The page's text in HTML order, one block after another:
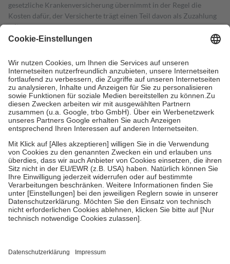
gesetzliche Krankenversicherung übernimmt in der Regel die
Kosten dafür, der Versicherte trägt einen Teil davon als Zuzahlung
mit.
Grundsätzlich leisten Mitglieder Zuzahlungen in Höhe von zehn
höchstens zehn Euro.
Es sind jedoch nie mehr als die tatsächlichen
Kosten der Leistung zu entrichten.
Diese Regeln gelten grundsätzlich auch für Online-Apotheken.
Bei Heilmitteln und häuslicher Krankenpflege beträgt die
Zuzahlung zehn Prozent der Kosten sowie zehn Euro je
Verordnung.
Um das Engagement der Versicherten für ihre eigene Gesundheit zu
stärken und die besondere Stellung der Familie zu unterstützen,
fallenkeine Zuzahlungenan bei:
• Kindern und Jugendlichen bis zum vollendeten 18. Lebensjahr
mit Ausnahme der Fahrkosten
• Untersuchungen zur Vorsorge und Früherkennung, die von der
GKV getragen werden
• empfohlenen Schutzimpfungen
• Harn- und Blutteststreifen
getroffen, um sicherzustellen, dass es sich um echte Bewertungen